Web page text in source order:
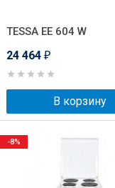
TESSA ЕЕ 604 W
24 464 ₽
В корзину
-8%